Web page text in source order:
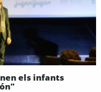
els infants